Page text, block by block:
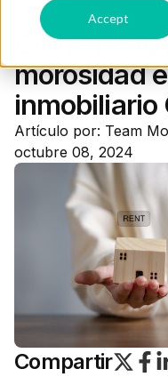
Accept
Cobranzas
Cómo
morosidad
inmobiliario
Artículo por: Team
octubre 08, 2024
Compartir